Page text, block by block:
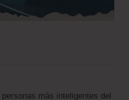
personas más inteligentes del